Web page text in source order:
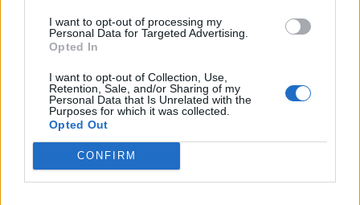
I want to opt-out of processing my
Personal Data for Targeted Advertising.
Opted In
I want to opt-out of Collection, Use,
Retention, Sale, and/or Sharing of my
Personal Data that Is Unrelated with the
Purposes for which it was collected.
Opted Out
CONFIRM
X